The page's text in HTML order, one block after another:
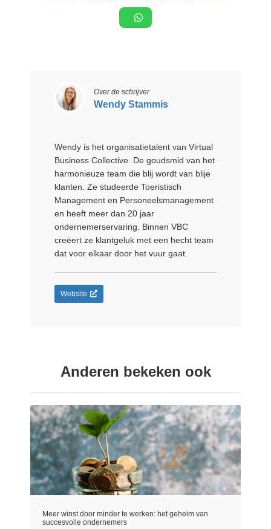
Over de schrijver
Wendy Stammis
Wendy is het organisatietalent van Virtual
Business Collective. De goudsmid van het
harmonieuze team die blij wordt van blije
klanten. Ze studeerde Toeristisch
Management en Personeelsmanagement
en heeft meer dan 20 jaar
ondernemerservaring. Binnen VBC
creëert ze klantgeluk met een hecht team
dat voor elkaar door het vuur gaat.
Website
Anderen bekeken ook
Meer winst door minder te werken: het geheim van
succesvolle ondernemers